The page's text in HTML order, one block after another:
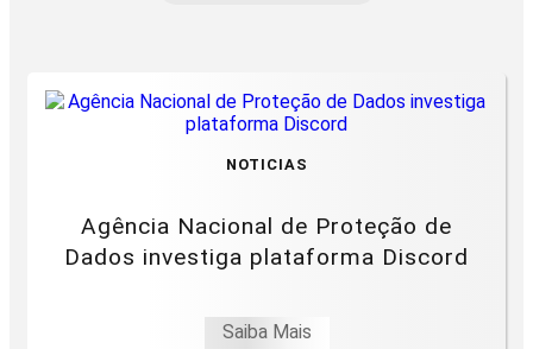
NOTICIAS
Agência Nacional de Proteção de
Dados investiga plataforma Discord
Saiba Mais